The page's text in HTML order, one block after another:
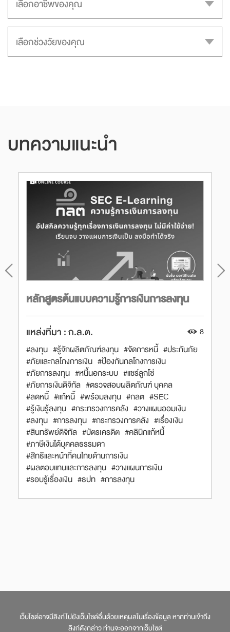
บทความแนะนำ
หลักสูตรต้นแบบความรู้การเงินการลงทุน
แหล่งที่มา :ก.ล.ต.
#ลงทุน #รู้จักผลิตภัณฑ์ลงทุน #จัดการหนี้ #ประกันภัย
#ภัยและกลโกงการเงิน #ป้องกันกลโกงการเงิน
#ภัยการลงทุน #หนี้นอกระบบ #แชร์ลูกโซ่
#ภัยการเงินดิจิทัล #ตรวจสอบผลิตภัณฑ์ บุคคล
#ลดหนี้ #แก้หนี้ #พร้อมลงทุน #กลต #SEC
#รู้เงินรู้ลงทุน #กระทรวงการคลัง #วางแผนออมเงิน
#ลงทุน #การลงทุน #กระทรวงการคลัง #เรื่องเงิน
#สินทรัพย์ดิจิทัล #บัตรเครดิต #คลินิกแก้หนี้
#ภาษีเงินได้บุคคลธรรมดา
#สิทธิและหน้าที่คนไทยด้านการเงิน
#ผลตอบแทนและการลงทุน #วางแผนการเงิน
#รอบรู้เรื่องเงิน #ธปท #การลงทุน
8
เว็บไซต์อาจมีลิงก์ไปยังเว็บไซต์อื่นด้วยเหตุผลในเรื่องข้อมูล หากท่านเข้าถึง
ลิงก์ดังกล่าว ท่านจะออกจากเว็บไซต์